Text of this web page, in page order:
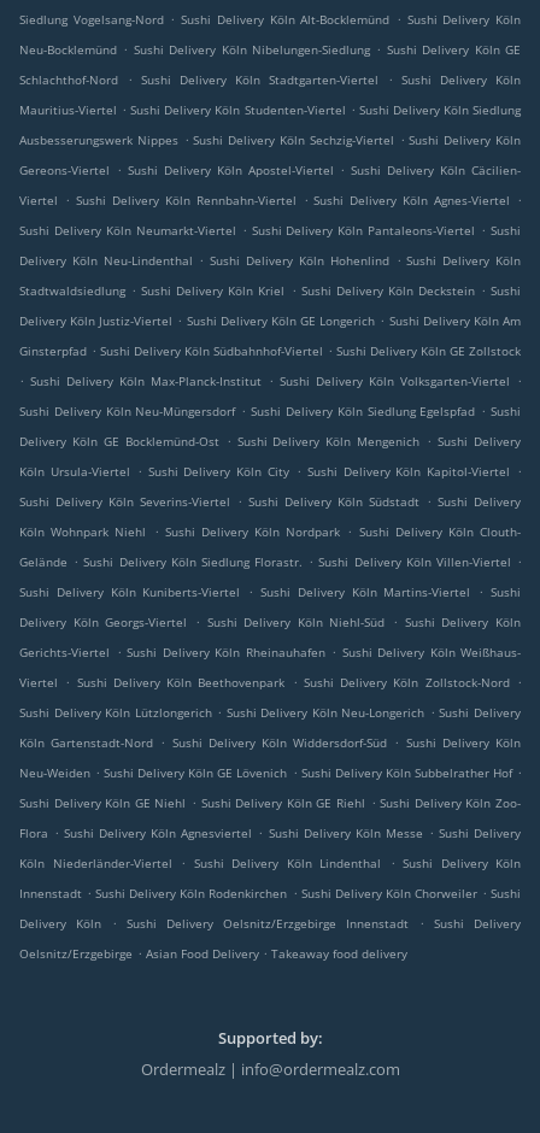
Siedlung Vogelsang-Nord . Sushi Delivery Köln Alt-Bocklemünd . Sushi Delivery Köln
Neu-Bocklemünd . Sushi Delivery Köln Nibelungen-Siedlung . Sushi Delivery Köln GE
Schlachthof-Nord
. Sushi Delivery Köln Stadtgarten-Viertel . Sushi Delivery Köln
Mauritius-Viertel . Sushi Delivery Köln Studenten-Viertel . Sushi Delivery Köln Siedlung
Ausbesserungswerk Nippes . Sushi Delivery Köln Sechzig-Viertel . Sushi Delivery Köln
Gereons-Viertel
. Sushi Delivery Köln Apostel-Viertel . Sushi Delivery Köln Cäcilien-
Viertel
. Sushi Delivery Köln Rennbahn-Viertel . Sushi Delivery Köln Agnes-Viertel
.
Sushi Delivery Köln Neumarkt-Viertel . Sushi Delivery Köln Pantaleons-Viertel . Sushi
Delivery Köln Neu-Lindenthal . Sushi Delivery Köln Hohenlind . Sushi Delivery Köln
Stadtwaldsiedlung . Sushi Delivery Köln Kriel . Sushi Delivery Köln Deckstein . Sushi
Delivery Köln Justiz-Viertel . Sushi Delivery Köln GE Longerich . Sushi Delivery Köln Am
Ginsterpfad . Sushi Delivery Köln Südbahnhof-Viertel . Sushi Delivery Köln GE Zollstock
. Sushi Delivery Köln Max-Planck-Institut . Sushi Delivery Köln Volksgarten-Viertel
.
Sushi Delivery Köln Neu-Müngersdorf . Sushi Delivery Köln Siedlung Egelspfad . Sushi
Delivery Köln GE Bocklemünd-Ost . Sushi Delivery Köln Mengenich . Sushi Delivery
Köln Ursula-Viertel
. Sushi Delivery Köln City . Sushi Delivery Köln Kapitol-Viertel
.
Sushi Delivery Köln Severins-Viertel
. Sushi Delivery Köln Südstadt . Sushi Delivery
Köln Wohnpark Niehl
. Sushi Delivery Köln Nordpark . Sushi Delivery Köln Clouth-
Gelände . Sushi Delivery Köln Siedlung Florastr. . Sushi Delivery Köln Villen-Viertel .
Sushi Delivery Köln Kuniberts-Viertel
. Sushi Delivery Köln Martins-Viertel . Sushi
Delivery Köln Georgs-Viertel
. Sushi Delivery Köln Niehl-Süd . Sushi Delivery Köln
Gerichts-Viertel
. Sushi Delivery Köln Rheinauhafen . Sushi Delivery Köln Weißhaus-
Viertel
. Sushi Delivery Köln Beethovenpark . Sushi Delivery Köln Zollstock-Nord .
Sushi Delivery Köln Lützlongerich . Sushi Delivery Köln Neu-Longerich . Sushi Delivery
Köln Gartenstadt-Nord . Sushi Delivery Köln Widdersdorf-Süd . Sushi Delivery Köln
Neu-Weiden . Sushi Delivery Köln GE Lövenich . Sushi Delivery Köln Subbelrather Hof .
Sushi Delivery Köln GE Niehl . Sushi Delivery Köln GE Riehl . Sushi Delivery Köln Zoo-
Flora . Sushi Delivery Köln Agnesviertel . Sushi Delivery Köln Messe . Sushi Delivery
Köln Niederländer-Viertel
. Sushi Delivery Köln Lindenthal . Sushi Delivery Köln
Innenstadt . Sushi Delivery Köln Rodenkirchen . Sushi Delivery Köln Chorweiler . Sushi
Delivery Köln
. Sushi Delivery Oelsnitz/Erzgebirge Innenstadt .
Sushi Delivery
Oelsnitz/Erzgebirge . Asian Food Delivery . Takeaway food delivery
Supported by:
Ordermealz | info@ordermealz.com